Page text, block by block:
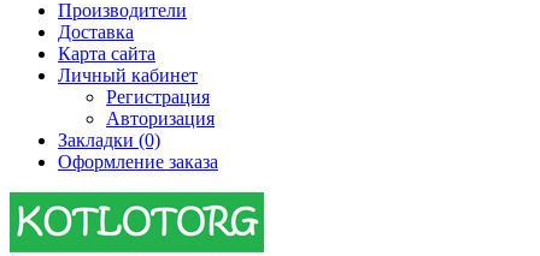
Производители
Доставка
Карта сайта
Личный кабинет
Регистрация
Авторизация
Закладки (0)
Оформление заказа